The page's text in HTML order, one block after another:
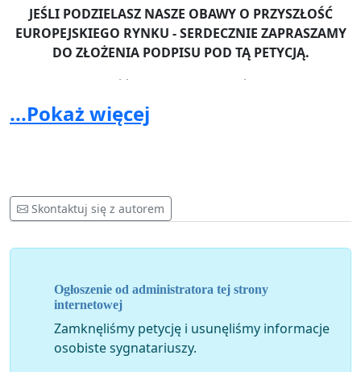
JEŚLI PODZIELASZ NASZE OBAWY O PRZYSZŁOŚĆ
EUROPEJSKIEGO RYNKU - SERDECZNIE ZAPRASZAMY
DO ZŁOŻENIA PODPISU POD TĄ PETYCJĄ.
Wysoka mobilność usług i pracowników w transporcie
międzynarodowym nie pozwala na proste przełożenie
przepisów o delegowaniu pracowników do tej branży.
poprawie warunków pracy kierowców.
działań, by chronić branżę transportu przed
obciążeniami administracyjnymi wprowadzanymi w
karania wszystkich za nieuczciwość nielicznych.
Walczymy o to by zwyciężyła Europa, a nie populizm
...Pokaż więcej
Skontaktuj się z autorem
Ogłoszenie od administratora tej strony
internetowej
Zamknęliśmy petycję i usunęliśmy informacje
osobiste sygnatariuszy.